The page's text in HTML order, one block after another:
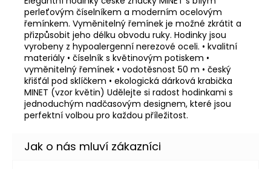
perleťovým číselníkem a moderním ocelovým
řemínkem. Vyměnitelný řemínek je možné zkrátit a
přizpůsobit jeho délku obvodu ruky. Hodinky jsou
vyrobeny z hypoalergenní nerezové oceli. • kvalitní
materiály • číselník s květinovým potiskem •
vyměnitelný řemínek • vodotěsnost 50 m • český
křišťál pod sklíčkem • ekologická dárková krabička
MINET (vzor květin) Udělejte si radost hodinkami s
jednoduchým nadčasovým designem, které jsou
perfektní volbou pro každou příležitost.